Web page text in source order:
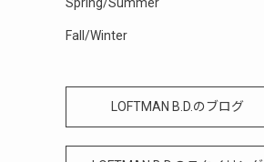
Fall/Winter
LOFTMAN B.D.のブログ